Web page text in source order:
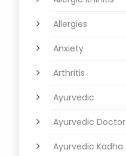
Allergies
Anxiety
Arthritis
Ayurvedic
Ayurvedic Doctor
Ayurvedic Kadha